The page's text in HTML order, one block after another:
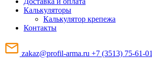
Калькуляторы
Калькулятор крепежа
Контакты
zakaz@profil-arma.ru +7 (3513) 75-61-01